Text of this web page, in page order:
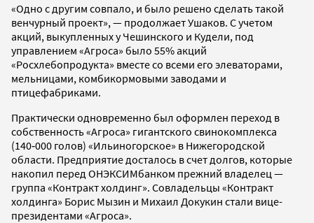
«Одно с другим совпало, и было решено сделать такой
венчурный проект», — продолжает Ушаков. С учетом
акций, выкупленных у Чешинского и Кудели, под
управлением «Агроса» было 55% акций
«Росхлебопродукта» вместе со всеми его элеваторами,
мельницами, комбикормовыми заводами и
птицефабриками.
Практически одновременно был оформлен переход в
собственность «Агроса» гигантского свинокомплекса
(140‑000 голов) «Ильиногорское» в Нижегородской
области. Предприятие досталось в счет долгов, которые
накопил перед ОНЭКСИМбанком прежний владелец —
группа «Контракт холдинг». Совладельцы «Контракт
холдинга» Борис Мызин и Михаил Докукин стали вице-
президентами «Агроса».